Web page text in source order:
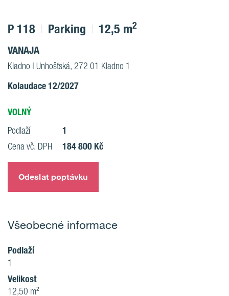
P 118 Parking 12,5 m2
VANAJA
Kladno | Unhošťská, 272 01 Kladno 1
Kolaudace 12/2027
VOLNÝ
Podlaží 1
Cena vč. DPH 184 800 Kč
Odeslat poptávku
Všeobecné informace
Podlaží
1
Velikost
12,50 m²